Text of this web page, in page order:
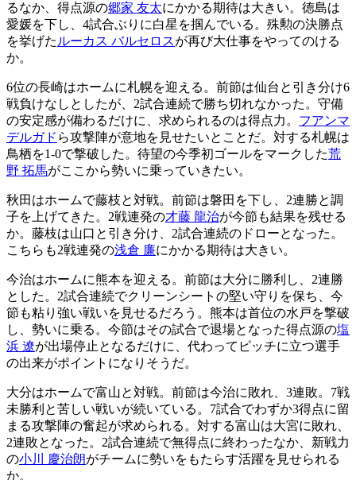
るなか、得点源の郷家 友太にかかる期待は大きい。徳島は
愛媛を下し、4試合ぶりに白星を掴んでいる。殊勲の決勝点
を挙げた ルーカス バルセロスが再び大仕事をやってのける
か。
6位の長崎はホームに札幌を迎える。前節は仙台と引き分け6
戦負けなしとしたが、2試合連続で勝ち切れなかった。守備
の安定感が備わるだけに、求められるのは得点力。 フアンマ
デルガド ら攻撃陣が意地を見せたいとことだ。対する札幌は
鳥栖を1-0で撃破した。待望の今季初ゴールをマークした荒
野 拓馬がここから勢いに乗っていきたい。
秋田はホームで藤枝と対戦。前節は磐田を下し、2連勝と調
子を上げてきた。2戦連発の才藤 龍治が今節も結果を残せる
か。藤枝は山口と引き分け、2試合連続のドローとなった。
こちらも2戦連発の浅倉 廉にかかる期待は大きい。
今治はホームに熊本を迎える。前節は大分に勝利し、2連勝
とした。2試合連続でクリーンシートの堅い守りを保ち、今
節も粘り強い戦いを見せるだろう。熊本は首位の水戸を撃破
し、勢いに乗る。今節はその試合で退場となった得点源の塩
浜 遼が出場停止となるだけに、代わってピッチに立つ選手
の出来がポイントになりそうだ。
大分はホームで富山と対戦。前節は今治に敗れ、3連敗。7戦
未勝利と苦しい戦いが続いている。7試合でわずか3得点に留
まる攻撃陣の奮起が求められる。対する富山は大宮に敗れ、
2連敗となった。2試合連続で無得点に終わったなか、新戦力
の小川 慶治朗がチームに勢いをもたらす活躍を見せられる
か。